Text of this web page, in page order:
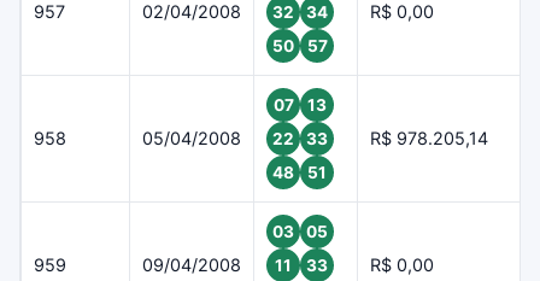
957 02/04/2008
32
34
50
57
R$ 0,00
958 05/04/2008
07
13
22
33
48
51
R$ 978.205,14
959 09/04/2008
03
05
11
33
R$ 0,00